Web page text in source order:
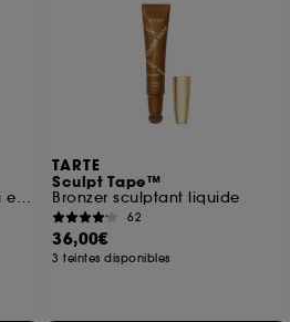
Correcteur de teint enrichi en peptides
TARTE
Sculpt Tape™
Bronzer sculptant liquide
62
36,00€
3 teintes disponibles